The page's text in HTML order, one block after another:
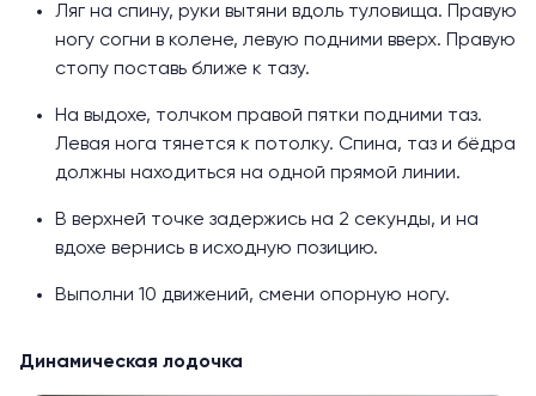
Ляг на спину, руки вытяни вдоль туловища. Правую
ногу согни в колене, левую подними вверх. Правую
стопу поставь ближе к тазу.
На выдохе, толчком правой пятки подними таз.
Левая нога тянется к потолку. Спина, таз и бёдра
должны находиться на одной прямой линии.
В верхней точке задержись на 2 секунды, и на
вдохе вернись в исходную позицию.
Выполни 10 движений, смени опорную ногу.
Динамическая лодочка